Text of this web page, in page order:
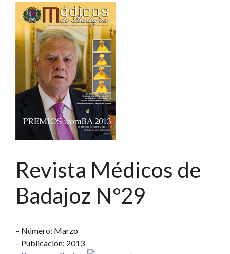
Menú
Revista Médicos de
Badajoz Nº29
– Número: Marzo
– Publicación: 2013